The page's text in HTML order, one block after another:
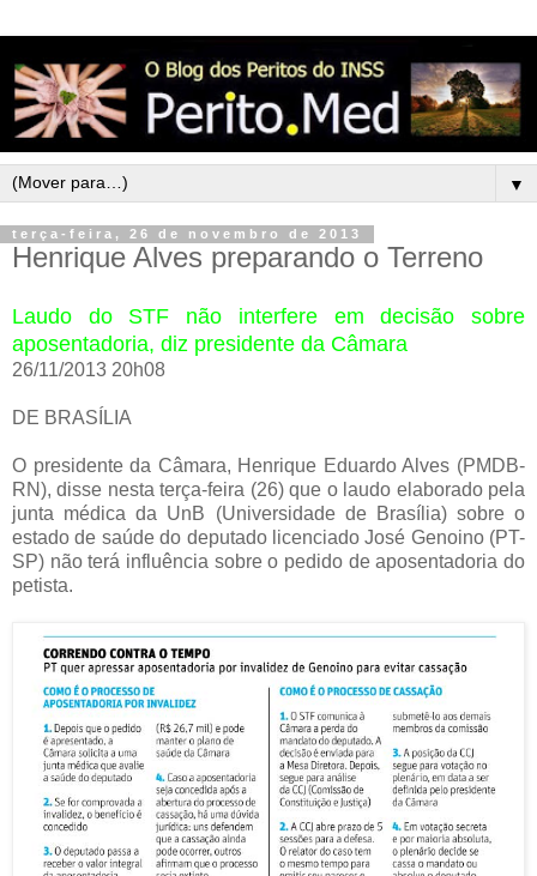
▼
terça-feira, 26 de novembro de 2013
Henrique Alves preparando o Terreno
Laudo do STF não interfere em decisão sobre
aposentadoria, diz presidente da Câmara
26/11/2013 20h08
DE BRASÍLIA
O presidente da Câmara, Henrique Eduardo Alves (PMDB-
RN), disse nesta terça-feira (26) que o laudo elaborado pela
junta médica da UnB (Universidade de Brasília) sobre o
estado de saúde do deputado licenciado José Genoino (PT-
SP) não terá influência sobre o pedido de aposentadoria do
petista.